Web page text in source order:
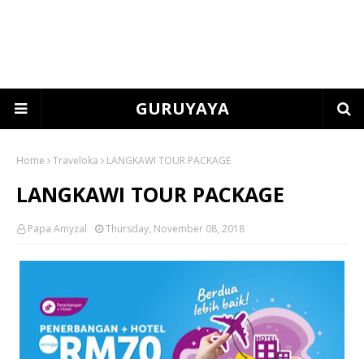
GURUYAYA
Home Traveloka LANGKAWI TOUR PACKAGE
LANGKAWI TOUR PACKAGE
Papa Amyzal Thursday, November 08, 2018